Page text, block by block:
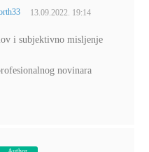
13.09.2022. 19:14
i subjektivno misljenje
novinara